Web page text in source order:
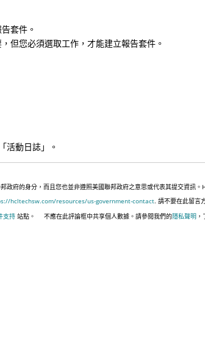
套件。
但您必須選取工作，才能建立報告套件。
活動日誌」。
府的身分，而且您也並非遵照美國聯邦政府之意思或代表其提交資訊。
hcltechsw.com/resources/us-government-contact. 請不要在此留言
支持 站點。 不應在此評論框中共享個人數據。請參閱我們的隱私聲明